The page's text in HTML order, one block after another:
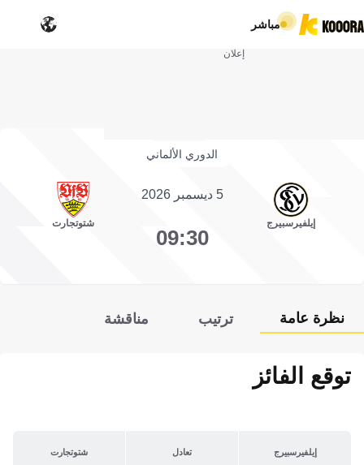
مباشر
إعلان
الدوري الألماني
إيلفيرسبيرج
5 ديسمبر 2026
09:30
شتوتجارت
نظرة عامة ترتيب مناقشة
توقع الفائز
إيلفيرسبيرج تعادل شتوتجارت